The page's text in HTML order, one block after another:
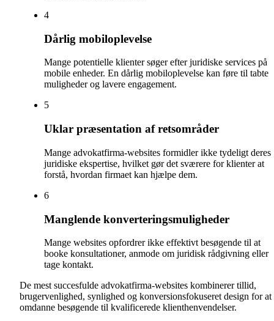
4
Dårlig mobiloplevelse
Mange potentielle klienter søger efter juridiske services på
mobile enheder. En dårlig mobiloplevelse kan føre til tabte
muligheder og lavere engagement.
5
Uklar præsentation af retsområder
Mange advokatfirma-websites formidler ikke tydeligt deres
juridiske ekspertise, hvilket gør det sværere for klienter at
forstå, hvordan firmaet kan hjælpe dem.
6
Manglende konverteringsmuligheder
Mange websites opfordrer ikke effektivt besøgende til at
booke konsultationer, anmode om juridisk rådgivning eller
tage kontakt.
De mest succesfulde advokatfirma-websites kombinerer tillid,
brugervenlighed, synlighed og konversionsfokuseret design for at
omdanne besøgende til kvalificerede klienthenvendelser.